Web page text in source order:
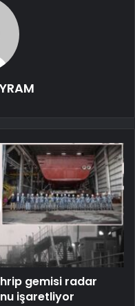
gemisi radar
işaretliyor